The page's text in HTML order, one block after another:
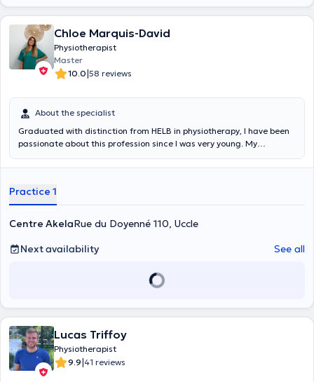
Chloe Marquis-David
Physiotherapist
Master
10.0|58 reviews
About the specialist
Graduated with distinction from HELB in physiotherapy, I have been
passionate about this profession since I was very young. My
various healthcare environments, notably in nursing homes,
whether with children, adults or the elderly. I quickly discovered my
passion for end-of-life support and pediatrics and I aspire to
specialize in these areas to bring a more rigorous approach and
greater comfort to my practice. My approach as a physiotherapist is
characterized by my deep empathy, my positive dynamic, my ability
to reassure patients and my rigor in my care. My ultimate goal is to
contribute to the well-being and health of my patients while creating
a warm and safe environment for their rehabilitation. I am
Practice 1
Centre AkelaRue du Doyenné 110, Uccle
Next availability
See all
Lucas Triffoy
Physiotherapist
9.9|41 reviews